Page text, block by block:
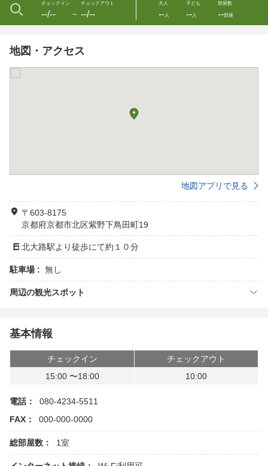
チェックイン
--/-- 〜
チェックアウト
--/--
大人
--人
子ども
--人
部屋数
--部屋
地図・アクセス
地図アプリで見る
〒603-8175
京都府京都市北区紫野下鳥田町19
北大路駅より徒歩にて約１０分
駐車場 : 無し
周辺の観光スポット
基本情報
チェックイン
チェックアウト
15:00 〜18:00
10:00
電話：
080-4234-5511
FAX：
000-000-0000
総部屋数： 1室